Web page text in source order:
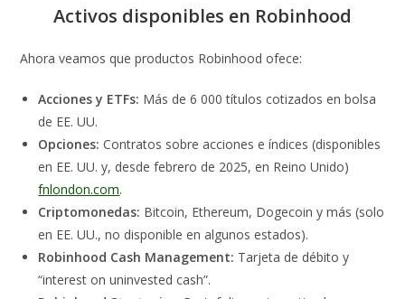
Activos disponibles en Robinhood
Ahora veamos que productos Robinhood ofece:
Acciones y ETFs: Más de 6 000 títulos cotizados en bolsa
de EE. UU.
Opciones: Contratos sobre acciones e índices (disponibles
en EE. UU. y, desde febrero de 2025, en Reino Unido)
fnlondon.com.
Criptomonedas: Bitcoin, Ethereum, Dogecoin y más (solo
en EE. UU., no disponible en algunos estados).
Robinhood Cash Management: Tarjeta de débito y
“interest on uninvested cash”.